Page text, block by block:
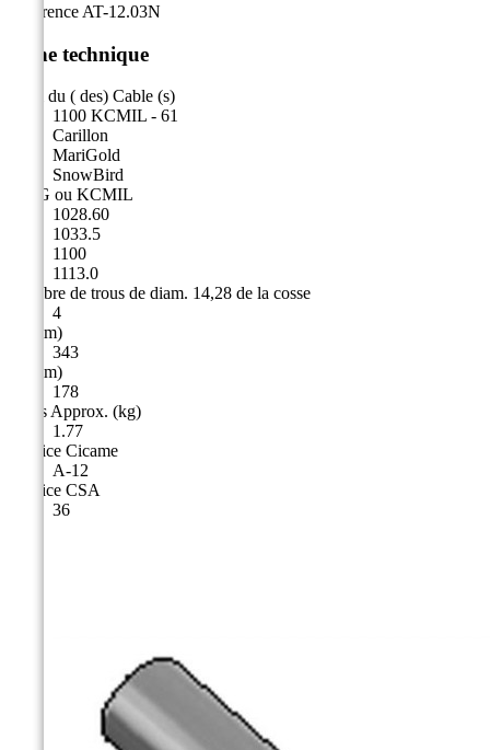
Référence AT-12.03N
Fiche technique
Nom du ( des) Cable (s)
1100 KCMIL - 61
Carillon
MariGold
SnowBird
AWG ou KCMIL
1028.60
1033.5
1100
1113.0
Nombre de trous de diam. 14,28 de la cosse
4
A (mm)
343
B (mm)
178
Poids Approx. (kg)
1.77
Matrice Cicame
A-12
Matrice CSA
36